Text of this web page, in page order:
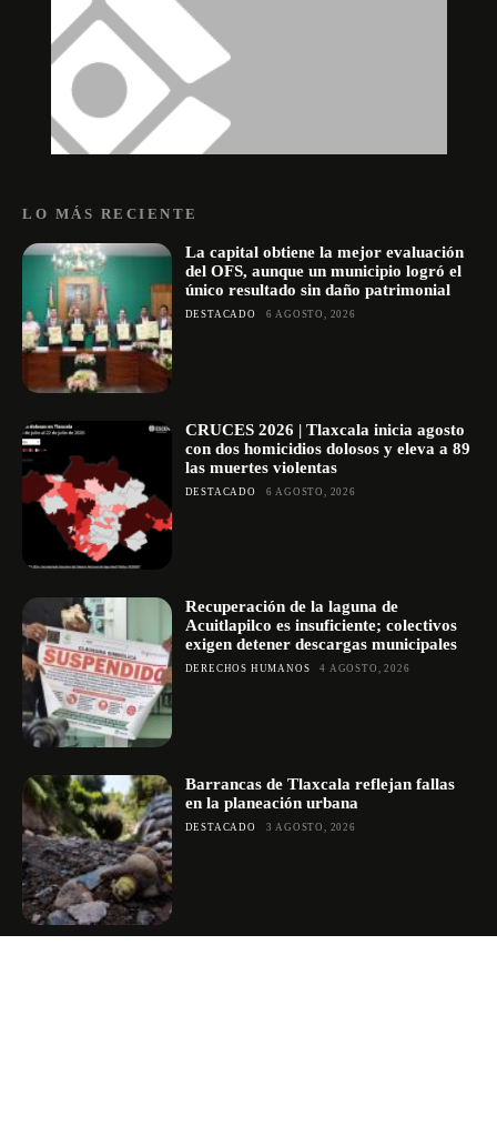
LO MÁS RECIENTE
La capital obtiene la mejor evaluación
del OFS, aunque un municipio logró el
único resultado sin daño patrimonial
DESTACADO 6 AGOSTO, 2026
CRUCES 2026 | Tlaxcala inicia agosto
con dos homicidios dolosos y eleva a 89
las muertes violentas
DESTACADO 6 AGOSTO, 2026
Recuperación de la laguna de
Acuitlapilco es insuficiente; colectivos
exigen detener descargas municipales
DERECHOS HUMANOS 4 AGOSTO, 2026
Barrancas de Tlaxcala reflejan fallas
en la planeación urbana
DESTACADO 3 AGOSTO, 2026